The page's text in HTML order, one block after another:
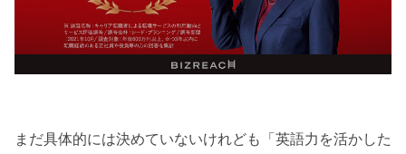
まだ具体的には決めていないけれども「英語力を活かした